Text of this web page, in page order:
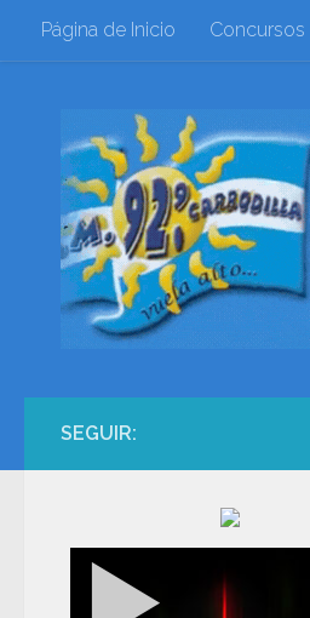
Saltar al contenido
Página de Inicio Concursos
SEGUIR: